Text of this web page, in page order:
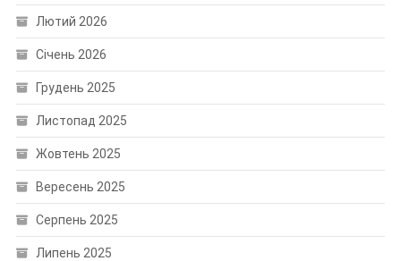
Лютий 2026
Січень 2026
Грудень 2025
Листопад 2025
Жовтень 2025
Вересень 2025
Серпень 2025
Липень 2025